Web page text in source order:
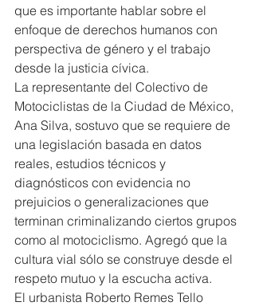
que es importante hablar sobre el
enfoque de derechos humanos con
perspectiva de género y el trabajo
desde la justicia cívica.
La representante del Colectivo de
Motociclistas de la Ciudad de México,
Ana Silva, sostuvo que se requiere de
una legislación basada en datos
reales, estudios técnicos y
diagnósticos con evidencia no
prejuicios o generalizaciones que
terminan criminalizando ciertos grupos
como al motociclismo. Agregó que la
cultura vial sólo se construye desde el
respeto mutuo y la escucha activa.
El urbanista Roberto Remes Tello